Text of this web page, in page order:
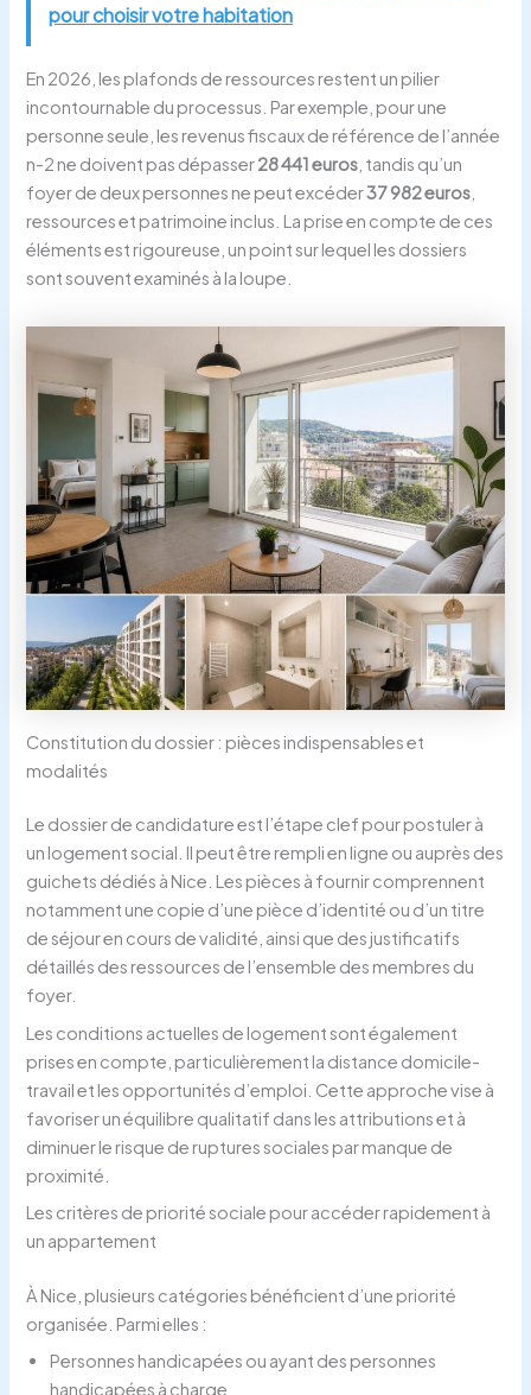
pour choisir votre habitation
En 2026, les plafonds de ressources restent un pilier
incontournable du processus. Par exemple, pour une
personne seule, les revenus fiscaux de référence de l’année
n-2 ne doivent pas dépasser28 441 euros , tandis qu’un
foyer de deux personnes ne peut excéder37 982 euros
ressources et patrimoine inclus. La prise en compte de ces
éléments est rigoureuse, un point sur lequel les dossiers
sont souvent examinés à la loupe.
Constitution du dossier : pièces indispensables et
modalités
Le dossier de candidature est l’étape clef pour postuler à
un logement social. Il peut être rempli en ligne ou auprès des
guichets dédiés à Nice. Les pièces à fournir comprennent
notamment une copie d’une pièce d’identité ou d’un titre
de séjour en cours de validité, ainsi que des justificatifs
détaillés des ressources de l’ensemble des membres du
foyer.
Les conditions actuelles de logement sont également
prises en compte, particulièrement la distance domicile-
travail et les opportunités d’emploi. Cette approche vise à
favoriser un équilibre qualitatif dans les attributions et à
diminuer le risque de ruptures sociales par manque de
proximité.
Les critères de priorité sociale pour accéder rapidement à
un appartement
À Nice, plusieurs catégories bénéficient d’une priorité
organisée. Parmi elles :
Personnes handicapées ou ayant des personnes
handicapées à charge